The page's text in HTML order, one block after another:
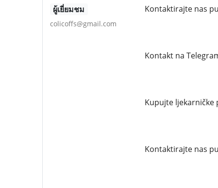
ผู้เยี่ยมชม
colicoffs@gmail.com
Kontaktirajte nas
Kontakt na
Kupujte ljekarničke
Kontaktirajte nas